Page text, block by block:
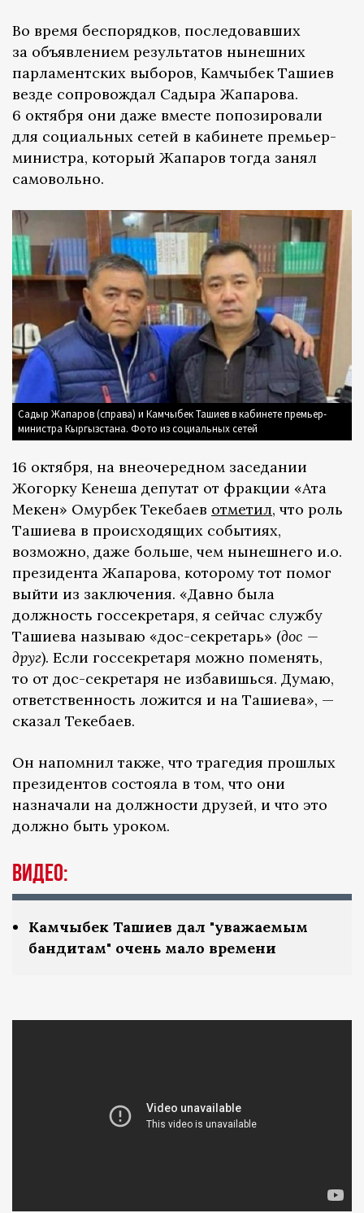
Во время беспорядков, последовавших
за объявлением результатов нынешних
парламентских выборов, Камчыбек Ташиев
везде сопровождал Садыра Жапарова.
6 октября они даже вместе попозировали
для социальных сетей в кабинете премьер-
министра, который Жапаров тогда занял
самовольно.
Садыр Жапаров (справа) и Камчыбек Ташиев в кабинете премьер-
министра Кыргызстана. Фото из социальных сетей
16 октября, на внеочередном заседании
Жогорку Кенеша депутат от фракции «Ата
Мекен» Омурбек Текебаев отметил, что роль
Ташиева в происходящих событиях,
возможно, даже больше, чем нынешнего и.о.
президента Жапарова, которому тот помог
выйти из заключения. «Давно была
должность госсекретаря, я сейчас службу
Ташиева называю «дос-секретарь» (дос —
друг). Если госсекретаря можно поменять,
то от дос-секретаря не избавишься. Думаю,
ответственность ложится и на Ташиева», —
сказал Текебаев.
Он напомнил также, что трагедия прошлых
президентов состояла в том, что они
назначали на должности друзей, и что это
должно быть уроком.
Видео:
Камчыбек Ташиев дал "уважаемым
бандитам" очень мало времени